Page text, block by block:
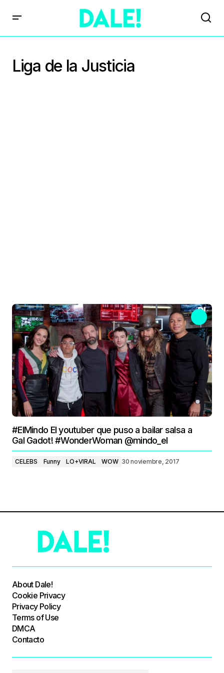
Liga de la Justicia
#ElMindo El youtuber que puso a bailar salsa a
Gal Gadot! #WonderWoman @mindo_el
CELEBS Funny LO+VIRAL WOW 30 noviembre, 2017
About Dale!
Cookie Privacy
Privacy Policy
Terms of Use
DMCA
Contacto